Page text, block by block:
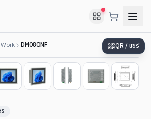
DM080NF QR / แชร์